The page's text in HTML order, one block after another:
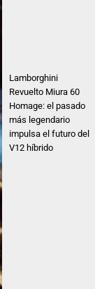
Lamborghini
Revuelto Miura 60
Homage: el pasado
más legendario
impulsa el futuro del
V12 híbrido